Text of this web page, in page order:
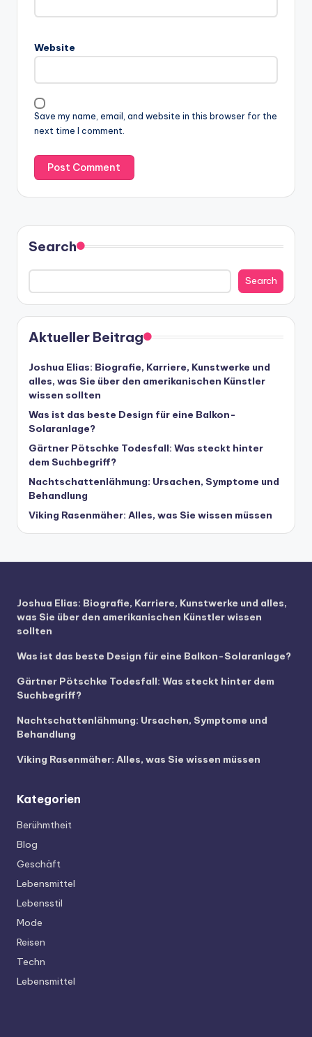
Website
Save my name, email, and website in this browser for the
next time I comment.
Search
Search
Aktueller Beitrag
Joshua Elias: Biografie, Karriere, Kunstwerke und
alles, was Sie über den amerikanischen Künstler
wissen sollten
Was ist das beste Design für eine Balkon-
Solaranlage?
Gärtner Pötschke Todesfall: Was steckt hinter
dem Suchbegriff?
Nachtschattenlähmung: Ursachen, Symptome und
Behandlung
Viking Rasenmäher: Alles, was Sie wissen müssen
Joshua Elias: Biografie, Karriere, Kunstwerke und alles,
was Sie über den amerikanischen Künstler wissen
sollten
Was ist das beste Design für eine Balkon-Solaranlage?
Gärtner Pötschke Todesfall: Was steckt hinter dem
Suchbegriff?
Nachtschattenlähmung: Ursachen, Symptome und
Behandlung
Viking Rasenmäher: Alles, was Sie wissen müssen
Kategorien
Berühmtheit
Blog
Geschäft
Lebensmittel
Lebensstil
Mode
Reisen
Techn
Lebensmittel